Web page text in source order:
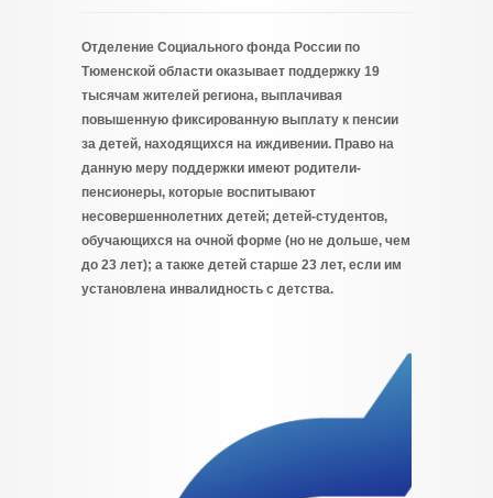
Отделение Социального фонда России по
Тюменской области оказывает поддержку 19
тысячам жителей региона, выплачивая
повышенную фиксированную выплату к пенсии
за детей, находящихся на иждивении. Право на
данную меру поддержки имеют родители-
пенсионеры, которые воспитывают
несовершеннолетних детей; детей-студентов,
обучающихся на очной форме (но не дольше, чем
до 23 лет); а также детей старше 23 лет, если им
установлена инвалидность с детства.